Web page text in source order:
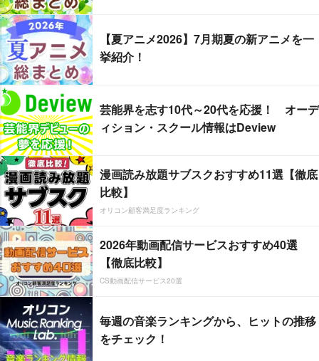
【夏アニメ2026】7月期夏の新アニメを一
挙紹介！
芸能界を志す10代～20代を応援！ オーデ
ィション・スクール情報はDeview
漫画読み放題サブスクおすすめ11選【徹底
比較】
オリコン顧客満足度ランキング
2026年動画配信サービスおすすめ40選
【徹底比較】
CS動画配信サービス20選
毎週の音楽ランキングから、ヒットの推移
をチェック！